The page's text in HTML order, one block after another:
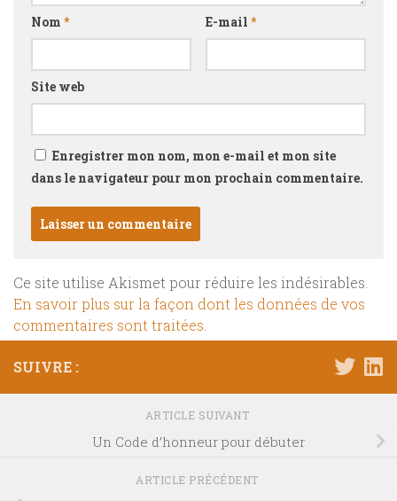
Nom * E-mail *
Site web
Enregistrer mon nom, mon e-mail et mon site
dans le navigateur pour mon prochain commentaire.
Ce site utilise Akismet pour réduire les indésirables.
En savoir plus sur la façon dont les données de vos
commentaires sont traitées.
SUIVRE :
ARTICLE SUIVANT
Un Code d’honneur pour débuter
ARTICLE PRÉCÉDENT